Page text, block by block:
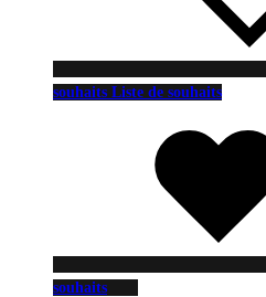
souhaits Liste de souhaits
souhaits